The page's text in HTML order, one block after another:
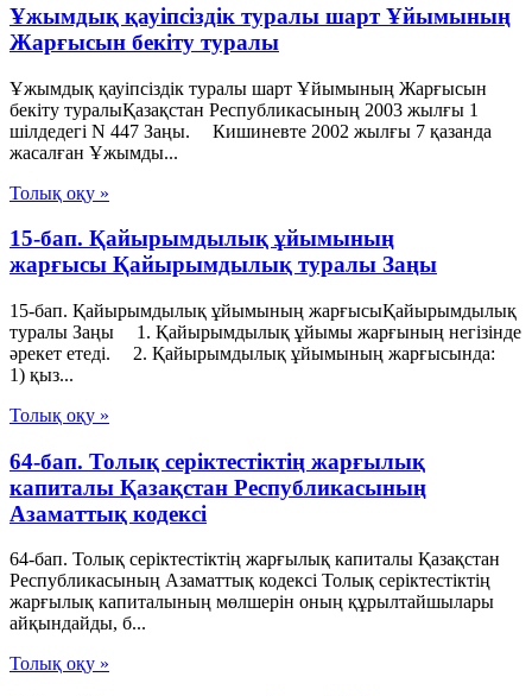
Ұжымдық қауіпсіздік туралы шарт Ұйымының
Жарғысын бекіту туралы
Ұжымдық қауіпсіздік туралы шарт Ұйымының Жарғысын
бекіту туралыҚазақстан Республикасының 2003 жылғы 1
шілдедегі N 447 Заңы. Кишиневте 2002 жылғы 7 қазанда
жасалған Ұжымды...
Толық оқу »
15-бап. Қайырымдылық ұйымының
жарғысы Қайырымдылық туралы Заңы
15-бап. Қайырымдылық ұйымының жарғысыҚайырымдылық
туралы Заңы 1. Қайырымдылық ұйымы жарғының негізінде
әрекет етеді. 2. Қайырымдылық ұйымының жарғысында:
1) қыз...
Толық оқу »
64-бап. Толық серiктестiктiң жарғылық
капиталы Қазақстан Республикасының
Азаматтық кодексi
64-бап. Толық серiктестiктiң жарғылық капиталы Қазақстан
Республикасының Азаматтық кодексi Толық серiктестiктiң
жарғылық капиталының мөлшерiн оның құрылтайшылары
айқындайды, б...
Толық оқу »